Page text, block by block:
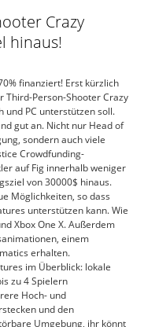
Crazy
hinaus!
finanziert! Erst kürzlich
Third-Person-Shooter Crazy
und PC unterstützen soll.
gut an. Nicht nur Head of
sondern auch viele
Crowdfunding-
auf Fig innerhalb weniger
von 30000$ hinaus.
Möglichkeiten, so dass
unterstützen kann. Wie
Xbox One X. Außerdem
einem
erhalten.
im Überblick: lokale
zu 4 Spielern
Hoch- und
und den
Umgebung, ihr könnt